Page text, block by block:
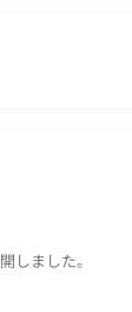
しました。